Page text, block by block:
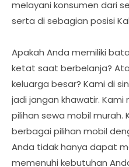
melayani konsumen dari
serta di sebagian posisi
Apakah Anda memiliki
ketat saat berbelanja?
keluarga besar? Kami di
jadi jangan khawatir. Kami
pilihan sewa mobil murah.
berbagai pilihan mobil
Anda tidak hanya dapat
memenuhi kebutuhan